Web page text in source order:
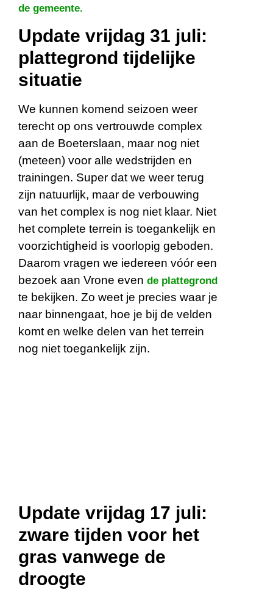
de gemeente.
Update vrijdag 31 juli:
plattegrond tijdelijke
situatie
We kunnen komend seizoen weer
terecht op ons vertrouwde complex
aan de Boeterslaan, maar nog niet
(meteen) voor alle wedstrijden en
trainingen. Super dat we weer terug
zijn natuurlijk, maar de verbouwing
van het complex is nog niet klaar. Niet
het complete terrein is toegankelijk en
voorzichtigheid is voorlopig geboden.
Daarom vragen we iedereen vóór een
bezoek aan Vrone even de plattegrond
te bekijken. Zo weet je precies waar je
naar binnengaat, hoe je bij de velden
komt en welke delen van het terrein
nog niet toegankelijk zijn.
Update vrijdag 17 juli:
zware tijden voor het
gras vanwege de
droogte